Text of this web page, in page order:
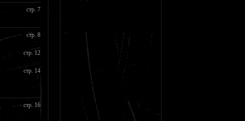
стр. 7
стр. 8
стр. 12
стр. 14
стр. 16